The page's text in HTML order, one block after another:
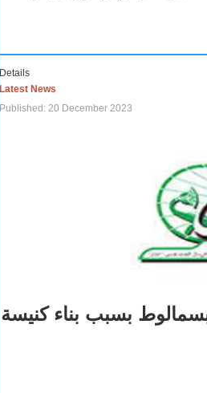
Details
Latest News
Published: 20 December 2023
بسبب بناء كنيسة